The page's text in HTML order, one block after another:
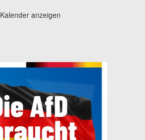
Kalender anzeigen